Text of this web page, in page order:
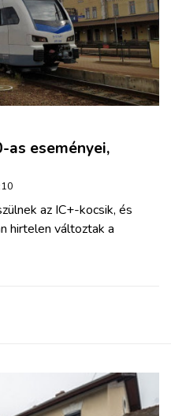
as eseményei,
az IC+-kocsik, és
hirtelen változtak a